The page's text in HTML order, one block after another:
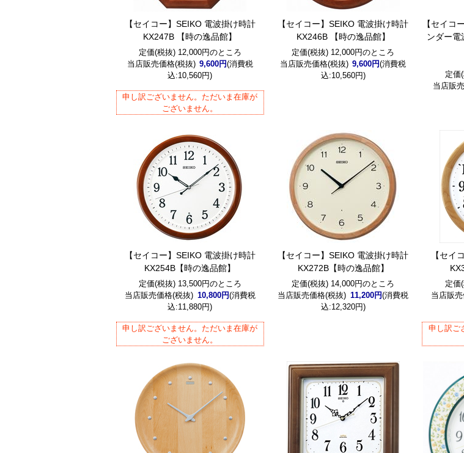
【セイコー】SEIKO 電波掛け時計
KX247B 【時の逸品館】
定価(税抜) 12,000円のところ
当店販売価格(税抜) 9,600円(消費税
込:10,560円)
申し訳ございません。ただいま在庫が
ございません。
【セイコー】SEIKO 電波掛け時計
KX246B 【時の逸品館】
定価(税抜) 12,000円のところ
当店販売価格(税抜) 9,600円(消費税
込:10,560円)
【セイコ
ンダー
定価
当店販
【セイコー】SEIKO 電波掛け時計
KX254B【時の逸品館】
定価(税抜) 13,500円のところ
当店販売価格(税抜) 10,800円(消費税
込:11,880円)
申し訳ございません。ただいま在庫が
ございません。
【セイコー】SEIKO 電波掛け時計
KX272B【時の逸品館】
定価(税抜) 14,000円のところ
当店販売価格(税抜) 11,200円(消費税
込:12,320円)
【セイ
定価
当店販
申し訳ご